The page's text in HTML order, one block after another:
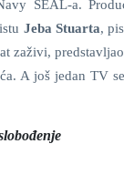
SEAL-a.
Jeba Stuarta,
zaživi,
A još jedan TV